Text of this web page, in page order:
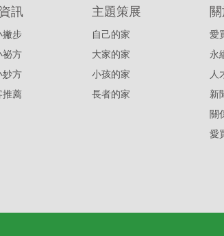
訊
撇步
祕方
妙方
推薦
主題策展
自己的家
大家的家
小孩的家
長者的家
愛
永
人
新
關
愛